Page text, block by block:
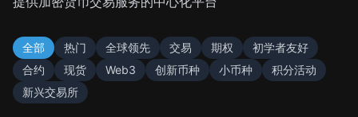
全部 热门 全球领先 交易 期权
初学者友好
合约
现货 Web3 创新币种 小币种
积分活动
新兴交易所